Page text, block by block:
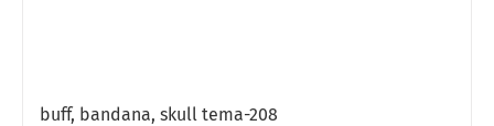
buff, bandana, skull tema-208